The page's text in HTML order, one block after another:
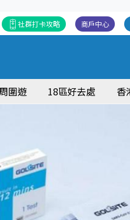
商戶中心
社群打卡攻略
圍遊 18區好去處 香